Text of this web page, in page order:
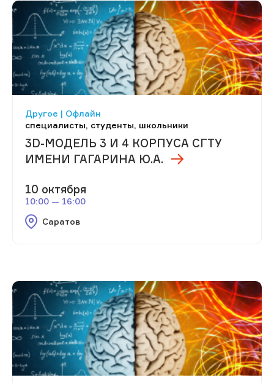
Другое | Офлайн
специалисты, студенты, школьники
3D-МОДЕЛЬ 3 И 4 КОРПУСА СГТУ
ИМЕНИ ГАГАРИНА Ю.А.
10 октября
10:00 — 16:00
Саратов